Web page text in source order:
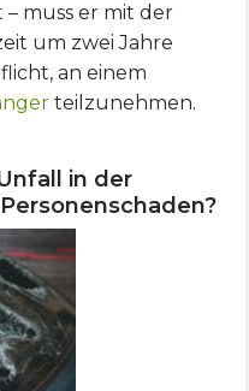
muss er mit der
um zwei Jahre
an einem
teilzunehmen.
in der